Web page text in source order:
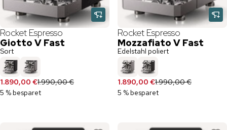
Rocket Espresso
Giotto V Fast
Sort
1.890,00 €1.990,00 €
5 % besparet
Rocket Espresso
Mozzafiato V Fast
Edelstahl poliert
1.890,00 €1.990,00 €
5 % besparet